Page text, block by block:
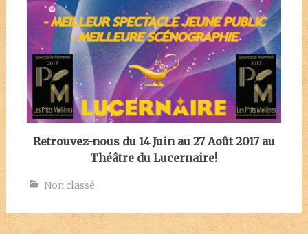
Retrouvez-nous du 14 Juin au 27 Août 2017 au
Théâtre du Lucernaire!
Non classé